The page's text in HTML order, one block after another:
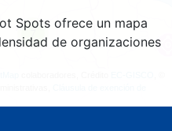
Spots ofrece un mapa
de organizaciones
7